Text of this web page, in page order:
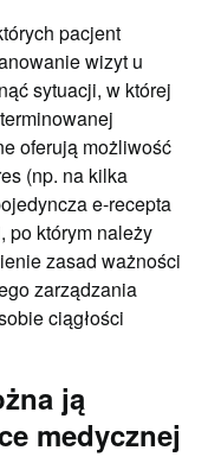
pacjent
wizyt u
sytuacji, w której
oferują możliwość
(np. na kilka
e-recepta
po którym należy
zasad ważności
zarządzania
ciągłości
ją
medycznej